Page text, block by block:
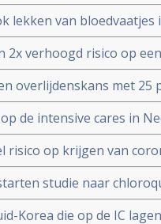
onderzoekers aan de
lekken van
dit corona virus nog
universiteit
2x verhoogd risico op
Waarschijnlijk doordat
overlijdenskans met
- sepsis-
Care
de intensive cares in
overgewicht en
risico op krijgen van
onder 100 patienten.
studie naar
het coronavirus - COVID-
Korea die op de IC